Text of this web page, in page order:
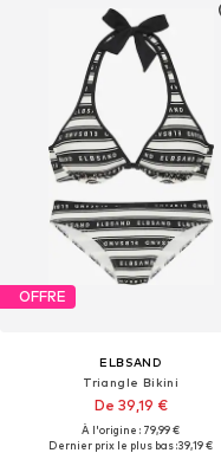
OFFRE
ELBSAND
Triangle Bikini
De 39,19 €
À l'origine : 79,99 €
Dernier prix le plus bas :39,19 €